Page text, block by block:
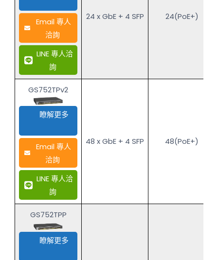
Email 專人
洽詢
LINE 專人洽
詢
24 x GbE + 4 SFP 24(PoE+)
GS752TPv2
瞭解更多
Email 專人
洽詢
LINE 專人洽
詢
48 x GbE + 4 SFP 48(PoE+)
GS752TPP
瞭解更多